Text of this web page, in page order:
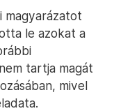
magyarázatot
le azokat a
tartja magát
mivel